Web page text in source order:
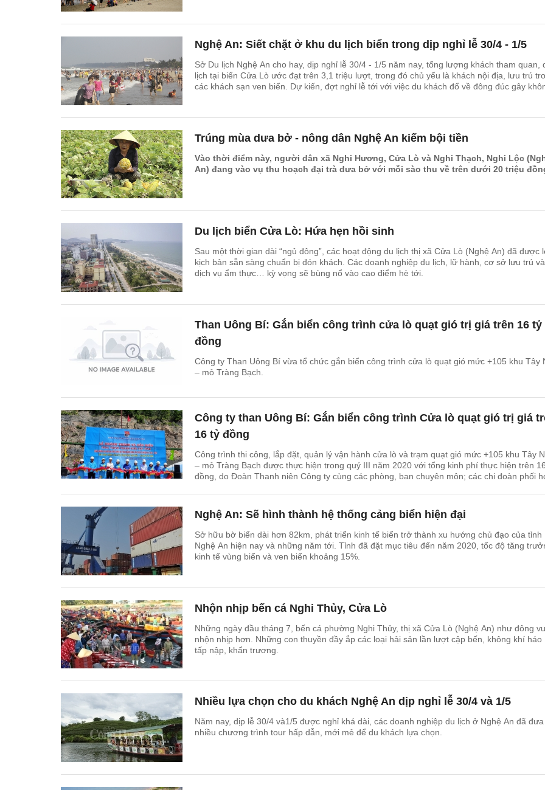
Nghệ An: Siết chặt ở khu du lịch biển trong dịp nghỉ lễ 30/4 - 1/5
Sở Du lịch Nghệ An cho hay, dịp nghỉ lễ 30/4 - 1/5 năm nay, tổng lượng khách tham quan,
lịch tại biển Cửa Lò ước đạt trên 3,1 triệu lượt, trong đó chủ yếu là khách nội địa, lưu trú
các khách sạn ven biển. Dự kiến, đợt nghỉ lễ tới với việc du khách đổ về đông đúc gây
Trúng mùa dưa bở - nông dân Nghệ An kiếm bội tiền
Vào thời điểm này, người dân xã Nghi Hương, Cửa Lò và Nghi Thạch, Nghi Lộc
An) đang vào vụ thu hoạch đại trà dưa bở với mỗi sào thu về trên dưới 20 triệu
Du lịch biển Cửa Lò: Hứa hẹn hồi sinh
Sau một thời gian dài “ngủ đông”, các hoạt động du lịch thị xã Cửa Lò (Nghệ An) đã được
kịch bản sẵn sàng chuẩn bị đón khách. Các doanh nghiệp du lịch, lữ hành, cơ sở lưu trú và
dịch vụ ẩm thực… kỳ vọng sẽ bùng nổ vào cao điểm hè tới.
Than Uông Bí: Gắn biển công trình cửa lò quạt gió trị giá trên 16 tỷ
đồng
Công ty Than Uông Bí vừa tổ chức gắn biển công trình cửa lò quạt gió mức +105 khu Tây
– mỏ Tràng Bạch.
Công ty than Uông Bí: Gắn biển công trình Cửa lò quạt gió trị giá
16 tỷ đồng
Công trình thi công, lắp đặt, quản lý vận hành cửa lò và trạm quạt gió mức +105 khu Tây
– mỏ Tràng Bạch được thực hiện trong quý III năm 2020 với tổng kinh phí thực hiện trên
đồng, do Đoàn Thanh niên Công ty cùng các phòng, ban chuyên môn; các chi đoàn phối
Nghệ An: Sẽ hình thành hệ thống cảng biển hiện đại
Sở hữu bờ biển dài hơn 82km, phát triển kinh tế biển trở thành xu hướng chủ đạo của tỉnh
Nghệ An hiện nay và những năm tới. Tỉnh đã đặt mục tiêu đến năm 2020, tốc độ tăng
kinh tế vùng biển và ven biển khoảng 15%.
Nhộn nhịp bến cá Nghi Thủy, Cửa Lò
Những ngày đầu tháng 7, bến cá phường Nghi Thủy, thị xã Cửa Lò (Nghệ An) như đông
nhộn nhịp hơn. Những con thuyền đầy ắp các loại hải sản lần lượt cập bến, không khí háo
tấp nập, khẩn trương.
Nhiều lựa chọn cho du khách Nghệ An dịp nghỉ lễ 30/4 và 1/5
Năm nay, dịp lễ 30/4 và1/5 được nghỉ khá dài, các doanh nghiệp du lịch ở Nghệ An đã đưa
nhiều chương trình tour hấp dẫn, mới mẻ để du khách lựa chọn.